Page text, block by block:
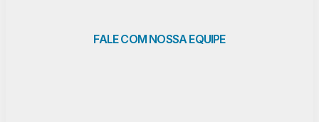
FALE COM NOSSA EQUIPE